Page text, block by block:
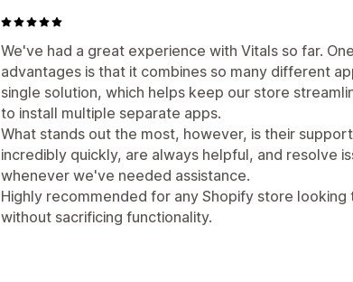
We've had a great experience with Vitals so far.
advantages is that it combines so many different
single solution, which helps keep our store
to install multiple separate apps.
What stands out the most, however, is their
incredibly quickly, are always helpful, and resolve
whenever we've needed assistance.
Highly recommended for any Shopify store
without sacrificing functionality.